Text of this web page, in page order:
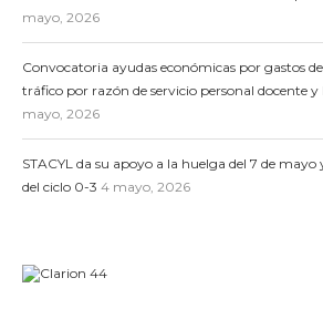
mayo, 2026
Convocatoria ayudas económicas por gastos
tráfico por razón de servicio personal docente
mayo, 2026
STACYL da su apoyo a la huelga del 7 de mayo
del ciclo 0-3 4 mayo, 2026